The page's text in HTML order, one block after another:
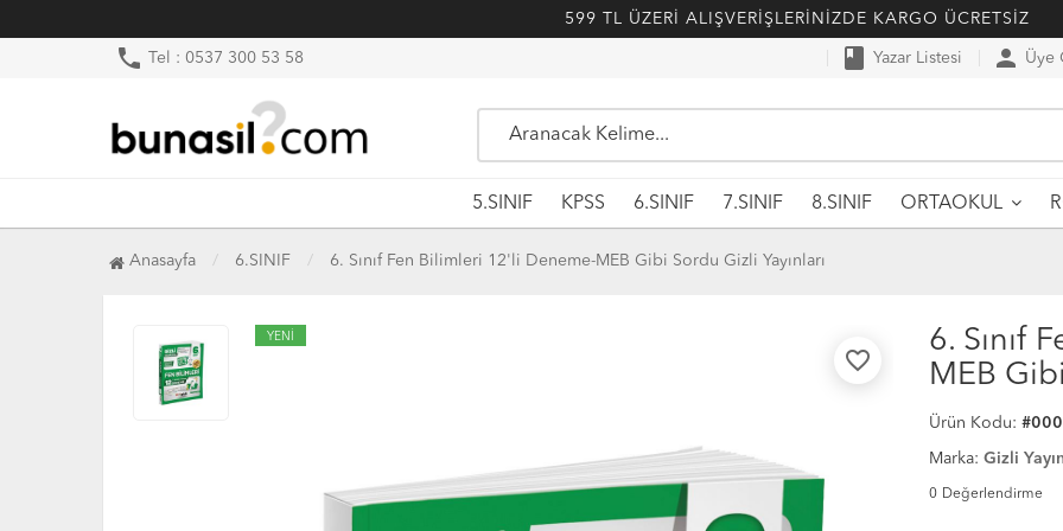
599 TL ÜZERİ ALIŞVERİŞLERİNİZDE KARGO ÜCRETSİZ
phone Tel : 0537 300 53 58 book Yazar Listesi person Üye
5.SINIF KPSS 6.SINIF 7.SINIF 8.SINIF ORTAOKUL
Anasayfa 6.SINIF 6. Sınıf Fen Bilimleri 12'li Deneme-MEB Gibi Sordu Gizli Yayınları
YENİ
favorite_border
6. Sınıf
MEB
Ürün Kodu:
Marka: Gizli
0 Değerlendirme